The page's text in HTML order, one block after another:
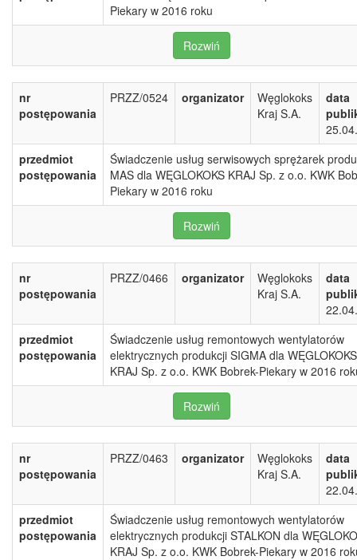
Piekary w 2016 roku
Rozwiń
nr
postępowania
PRZZ/0524 organizator
Węglokoks
Kraj S.A.
data
przedmiot
postępowania
Świadczenie usług serwisowych sprężarek
MAS dla WĘGLOKOKS KRAJ Sp. z o.o. KWK
Piekary w 2016 roku
Rozwiń
nr
postępowania
PRZZ/0466 organizator
Węglokoks
Kraj S.A.
data
przedmiot
postępowania
Świadczenie usług remontowych wentylatorów
elektrycznych produkcji SIGMA dla WĘGLOKOKS
KRAJ Sp. z o.o. KWK Bobrek-Piekary w 2016
Rozwiń
nr
postępowania
PRZZ/0463 organizator
Węglokoks
Kraj S.A.
data
przedmiot
postępowania
Świadczenie usług remontowych wentylatorów
elektrycznych produkcji STALKON dla
KRAJ Sp. z o.o. KWK Bobrek-Piekary w 2016